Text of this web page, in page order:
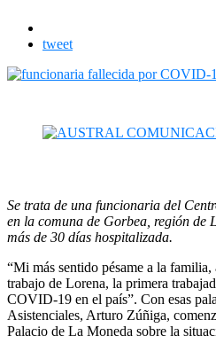
tweet
Se trata de una funcionaria del
en la comuna de Gorbea, región de
más de 30 días hospitalizada.
“Mi más sentido pésame a la
trabajo de Lorena, la primera
COVID-19 en el país”. Con esas
Asistenciales, Arturo Zúñiga,
Palacio de La Moneda sobre la